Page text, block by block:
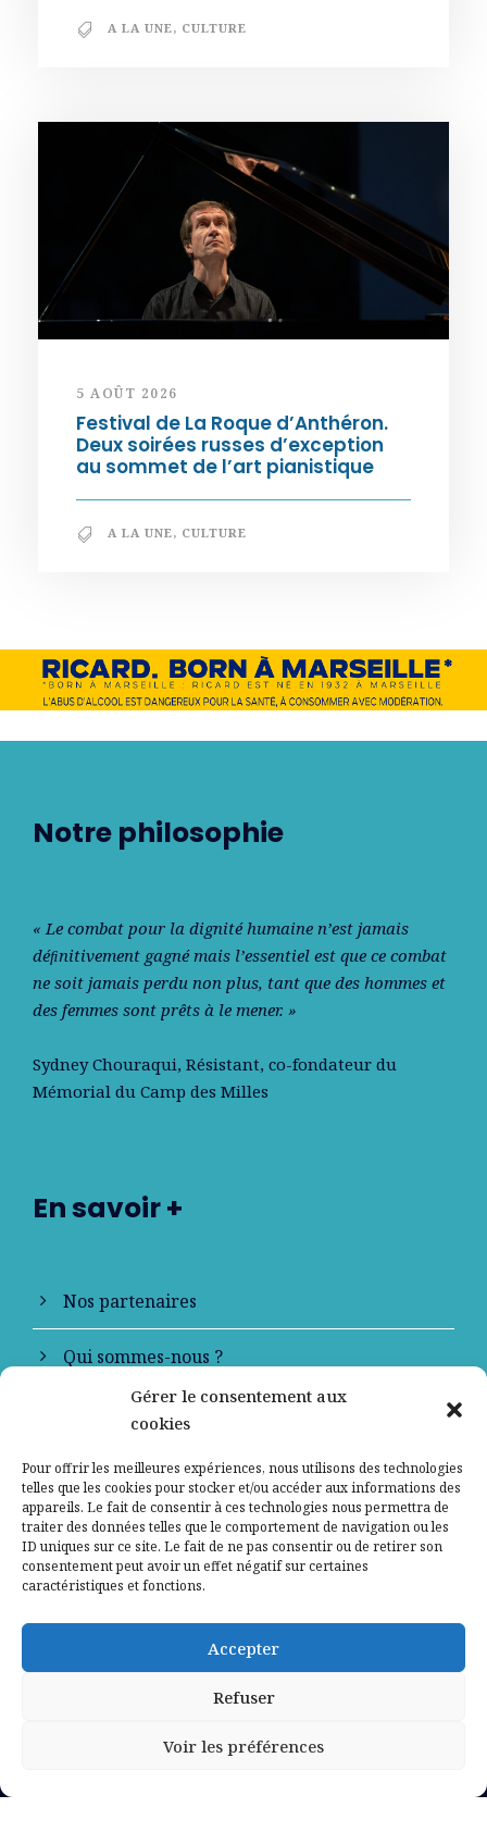
Gérer le consentement aux
cookies
Pour offrir les meilleures expériences, nous utilisons des technologies
telles que les cookies pour stocker et/ou accéder aux informations des
appareils. Le fait de consentir à ces technologies nous permettra de
traiter des données telles que le comportement de navigation ou les
ID uniques sur ce site. Le fait de ne pas consentir ou de retirer son
consentement peut avoir un effet négatif sur certaines
caractéristiques et fonctions.
Accepter
Refuser
Voir les préférences
A LA UNE, CULTURE
5 AOÛT 2026
Festival de La Roque d’Anthéron.
Deux soirées russes d’exception
au sommet de l’art pianistique
A LA UNE, CULTURE
Notre philosophie
« Le combat pour la dignité humaine n’est jamais
déﬁnitivement gagné mais l’essentiel est que ce combat
ne soit jamais perdu non plus, tant que des hommes et
des femmes sont prêts à le mener. »
Sydney Chouraqui, Résistant, co-fondateur du
Mémorial du Camp des Milles
En savoir +
Nos partenaires
Qui sommes-nous ?
Contactez-nous
Mentions légales
Politique de confidentialité